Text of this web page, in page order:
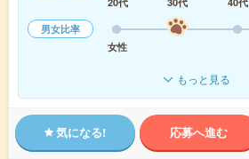
男女比率
女性
もっと見る
気になる! 応募へ進む